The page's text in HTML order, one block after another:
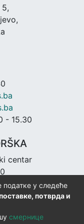
- 15.30
centar
у следеће
потврда и
смернице